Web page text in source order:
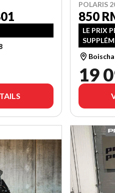
POLARIS
850
LE PRIX
19